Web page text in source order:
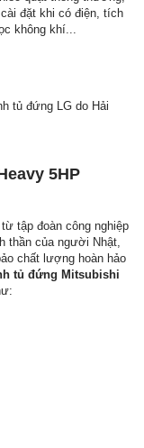
đặt khi có điện, tích
không khí...
tủ đứng LG do Hải
5HP
tập đoàn công nghiệp
thần của người Nhật,
chất lượng hoàn hảo
tủ đứng Mitsubishi